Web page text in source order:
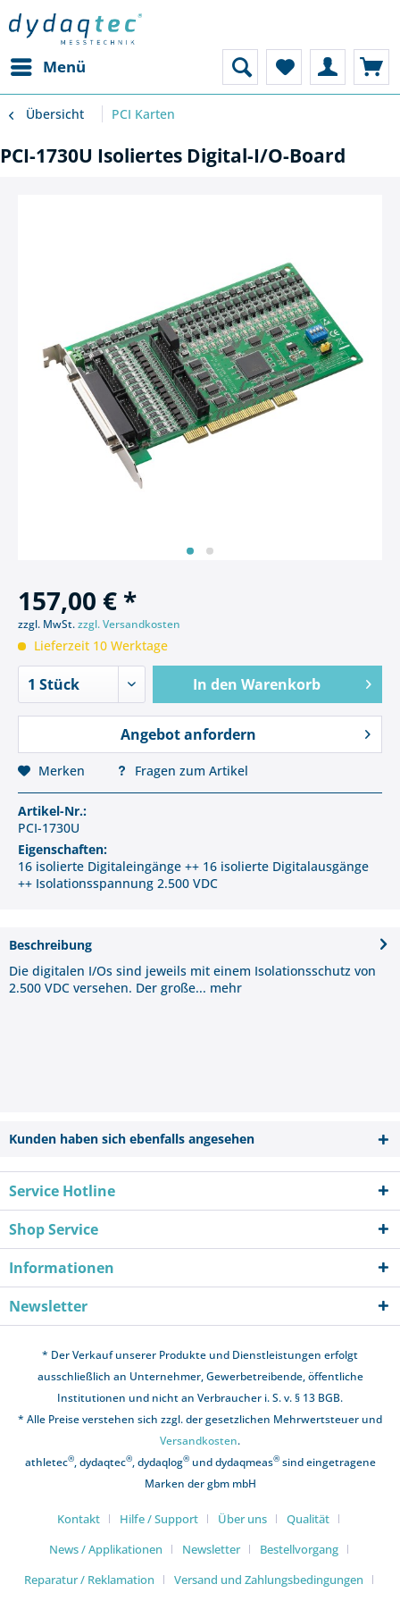
Menü
Übersicht PCI Karten
PCI-1730U Isoliertes Digital-I/O-Board
157,00 € *
zzgl. MwSt.zzgl. Versandkosten
Lieferzeit 10 Werktage
In den Warenkorb
Angebot anfordern
Merken Fragen zum Artikel
Artikel-Nr.:
PCI-1730U
Eigenschaften:
16 isolierte Digitaleingänge ++ 16 isolierte Digitalausgänge
++ Isolationsspannung 2.500 VDC
Beschreibung
Die digitalen I/Os sind jeweils mit einem Isolationsschutz von
2.500 VDC versehen. Der große... mehr
Kunden haben sich ebenfalls angesehen
Service Hotline
Shop Service
Informationen
Newsletter
* Der Verkauf unserer Produkte und Dienstleistungen erfolgt
ausschließlich an Unternehmer, Gewerbetreibende, öffentliche
Institutionen und nicht an Verbraucher i. S. v. § 13 BGB.
* Alle Preise verstehen sich zzgl. der gesetzlichen Mehrwertsteuer und
Versandkosten.
athletec®, dydaqtec®, dydaqlog®und dydaqmeas®sind eingetragene
Marken der gbm mbH
Kontakt Hilfe / Support Über uns
Qualität
News / Applikationen
Newsletter
Bestellvorgang
Reparatur / Reklamation
Versand und Zahlungsbedingungen